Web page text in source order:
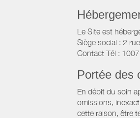
Le Site est
Siège social : 2
Contact Tél : 1007
Portée des
En dépit du soin
omissions,
cette raison, être